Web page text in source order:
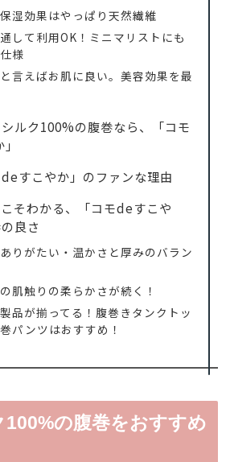
湿効果はやっぱり天然繊維
して利用OK！ミニマリストにも
様
言えばお肌に良い。美容効果を最
ルク100%の腹巻なら、「コモ
すこやか」のファンな理由
そわかる、「コモdeすこや
良さ
りがたい・温かさと厚みのバラン
肌触りの柔らかさが続く！
品が揃ってる！腹巻きタンクトッ
パンツはおすすめ！
の腹巻をおすすめ